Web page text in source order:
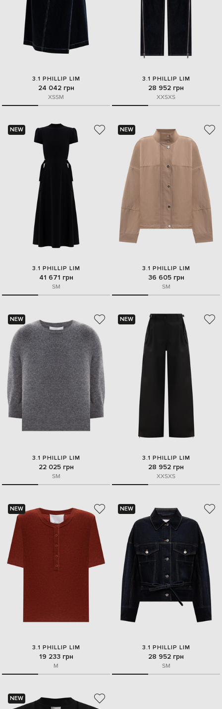
3.1 PHILLIP LIM
24 042 грн
XSSM
3.1 PHILLIP LIM
28 952 грн
XXSXS
NEW
3.1 PHILLIP LIM
41 671 грн
SM
NEW
3.1 PHILLIP LIM
36 605 грн
SM
NEW
3.1 PHILLIP LIM
22 025 грн
SM
NEW
3.1 PHILLIP LIM
28 952 грн
XXSXS
NEW
3.1 PHILLIP LIM
19 233 грн
M
NEW
3.1 PHILLIP LIM
28 952 грн
SM
NEW